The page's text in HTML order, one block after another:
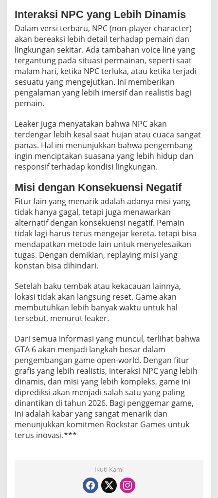
Interaksi NPC yang Lebih Dinamis
Dalam versi terbaru, NPC (non-player character)
akan bereaksi lebih detail terhadap pemain dan
lingkungan sekitar. Ada tambahan voice line yang
tergantung pada situasi permainan, seperti saat
malam hari, ketika NPC terluka, atau ketika terjadi
sesuatu yang mengejutkan. Ini memberikan
pengalaman yang lebih imersif dan realistis bagi
pemain.
Leaker juga menyatakan bahwa NPC akan
terdengar lebih kesal saat hujan atau cuaca sangat
panas. Hal ini menunjukkan bahwa pengembang
ingin menciptakan suasana yang lebih hidup dan
responsif terhadap kondisi lingkungan.
Misi dengan Konsekuensi Negatif
Fitur lain yang menarik adalah adanya misi yang
tidak hanya gagal, tetapi juga menawarkan
alternatif dengan konsekuensi negatif. Pemain
tidak lagi harus terus mengejar kereta, tetapi bisa
mendapatkan metode lain untuk menyelesaikan
tugas. Dengan demikian, replaying misi yang
konstan bisa dihindari.
Setelah baku tembak atau kekacauan lainnya,
lokasi tidak akan langsung reset. Game akan
membutuhkan lebih banyak waktu untuk hal
tersebut, menurut leaker.
Dari semua informasi yang muncul, terlihat bahwa
GTA 6 akan menjadi langkah besar dalam
pengembangan game open-world. Dengan fitur
grafis yang lebih realistis, interaksi NPC yang lebih
dinamis, dan misi yang lebih kompleks, game ini
diprediksi akan menjadi salah satu yang paling
dinantikan di tahun 2026. Bagi penggemar game,
ini adalah kabar yang sangat menarik dan
menunjukkan komitmen Rockstar Games untuk
terus inovasi.***
Ikuti Kami